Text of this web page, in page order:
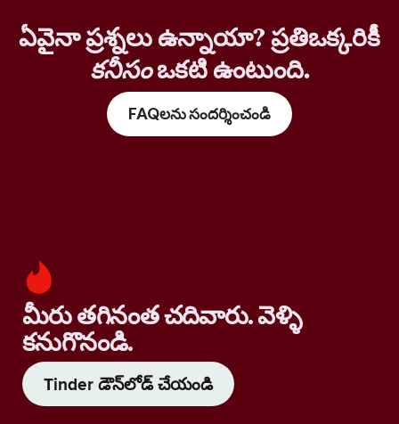
ఏవైనా ప్రశ్నలు ఉన్నాయా? ప్రతిఒక్కరికీ
కనీసంఒకటి ఉంటుంది.
FAQలను సందర్శించండి
మీరు తగినంత చదివారు. వెళ్ళి
కనుగొనండి.
Tinder డౌన్‌లోడ్ చేయండి